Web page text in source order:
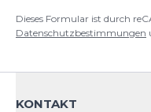
Dieses Formular ist durch
Datenschutzbestimmungen
KONTAKT